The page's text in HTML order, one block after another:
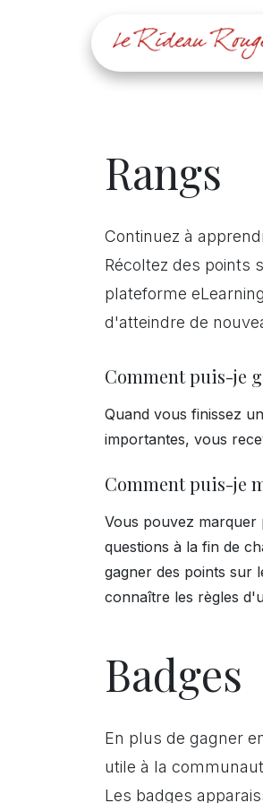
Rangs
Continuez à
Récoltez des points
plateforme
d'atteindre de
Comment puis-je
Quand vous finissez
importantes, vous
Comment puis-je
Vous pouvez marquer
questions à la fin de
gagner des points sur
connaître les règles
Badges
En plus de gagner
utile à la
Les badges